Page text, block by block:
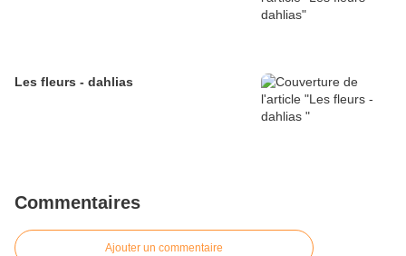
Les fleurs - dahlias
Commentaires
Ajouter un commentaire